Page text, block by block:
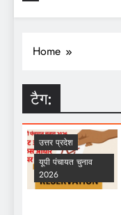
Home
टैग:
उत्तर प्रदेश
यूपी पंचायत चुनाव
2026